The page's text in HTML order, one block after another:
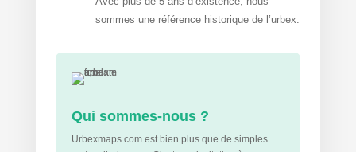
sommes une référence historique de l’urbex.
Qui sommes-nous ?
Urbexmaps.com est bien plus que de simples